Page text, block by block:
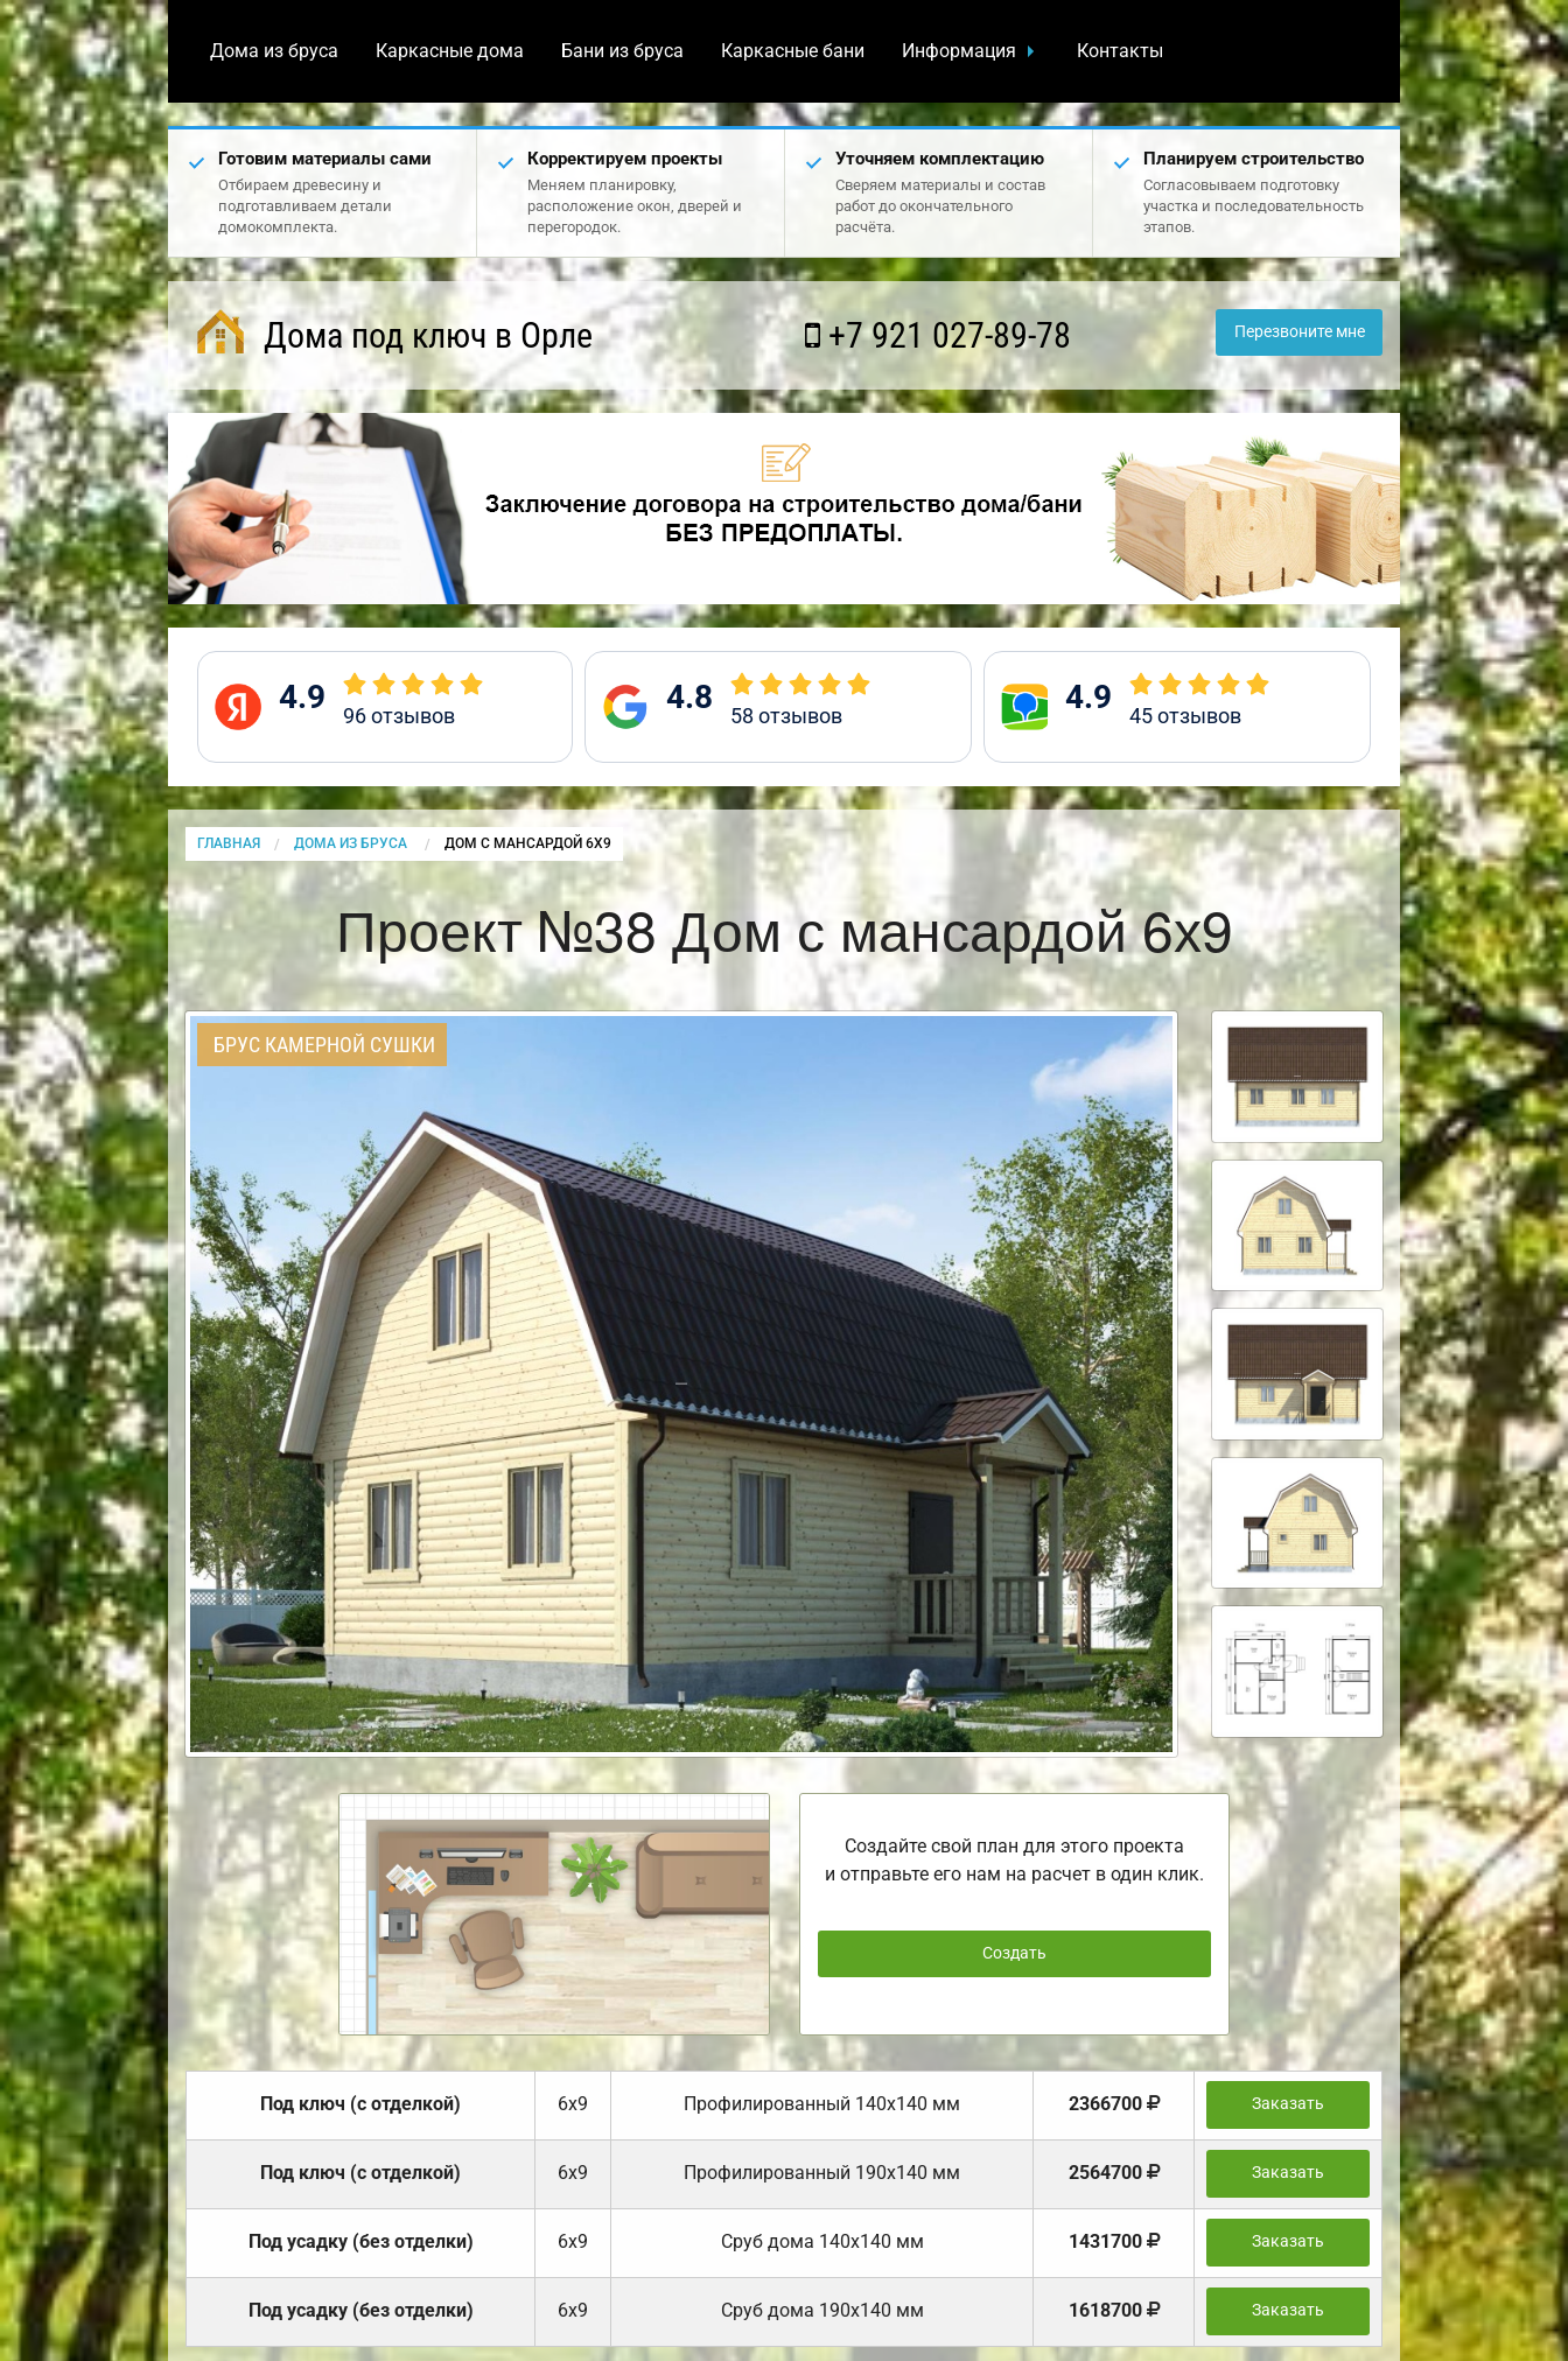
Дома из бруса Каркасные дома Бани из бруса Каркасные бани Информация Контакты
Готовим материалы сами
Отбираем древесину и
подготавливаем детали
домокомплекта.
Корректируем проекты
Меняем планировку,
расположение окон, дверей и
перегородок.
Уточняем комплектацию
Сверяем материалы и состав
работ до окончательного
расчёта.
Планируем строительство
Согласовываем подготовку
участка и последовательность
этапов.
Дома под ключ в Орле +7 921 027-89-78 Перезвоните мне
4.9 96отзывов 4.8 58 отзывов 4.9 45отзывов
ГЛАВНАЯ ДОМА ИЗ БРУСА CURRENT:
ДОМ С МАНСАРДОЙ 6Х9
Проект №38 Дом с мансардой 6х9
БРУС КАМЕРНОЙ СУШКИ
Создайте свой план для этого проекта
и отправьте его нам на расчет в один клик.
Создать
Под ключ (с отделкой) 6х9 Профилированный 140х140 мм 2366700 Заказать
Под ключ (с отделкой) 6х9 Профилированный 190х140 мм 2564700 Заказать
Под усадку (без отделки) 6х9 Cруб дома 140х140 мм 1431700 Заказать
Под усадку (без отделки) 6х9 Cруб дома 190х140 мм 1618700 Заказать